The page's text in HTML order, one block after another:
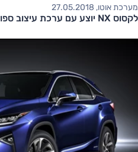
מערכת אוטו, 27.05.2018
לקסוס NX יוצע עם ערכת עיצוב ספורטיבי